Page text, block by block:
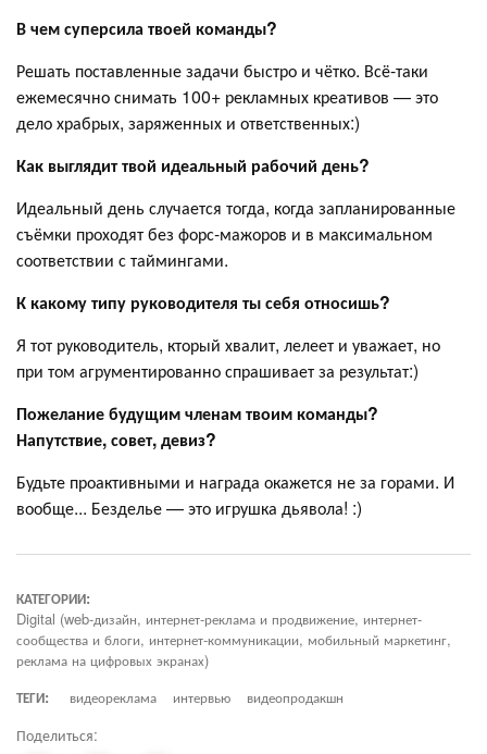
В чем суперсила твоей команды?
Решать поставленные задачи быстро и чётко. Всё-таки
ежемесячно снимать 100+ рекламных креативов — это
дело храбрых, заряженных и ответственных:)
Как выглядит твой идеальный рабочий день?
Идеальный день случается тогда, когда запланированные
съёмки проходят без форс-мажоров и в максимальном
соответствии с таймингами.
К какому типу руководителя ты себя относишь?
Я тот руководитель, кторый хвалит, лелеет и уважает, но
при том агрументированно спрашивает за результат:)
Пожелание будущим членам твоим команды?
Напутствие, совет, девиз?
Будьте проактивными и награда окажется не за горами. И
вообще... Безделье — это игрушка дьявола! :)
КАТЕГОРИИ:
Digital (web-дизайн, интернет-реклама и продвижение, интернет-
сообщества и блоги, интернет-коммуникации, мобильный маркетинг,
реклама на цифровых экранах)
ТЕГИ:
видеореклама интервью видеопродакшн
Поделиться: